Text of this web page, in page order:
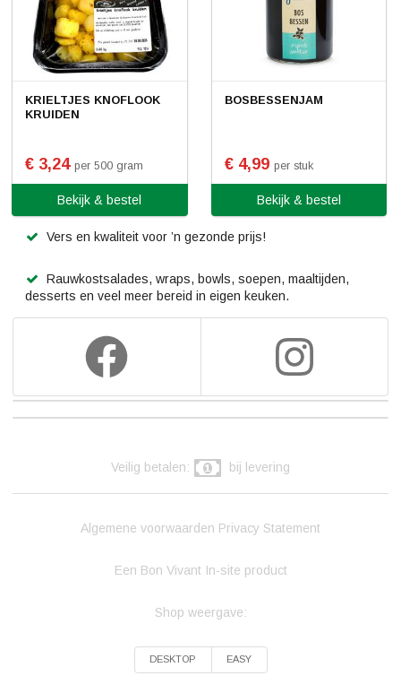
KRIELTJES KNOFLOOK
KRUIDEN
€ 3,24 per 500 gram
Bekijk & bestel
BOSBESSENJAM
€ 4,99 per stuk
Bekijk & bestel
Vers en kwaliteit voor ’n gezonde prijs!
Rauwkostsalades, wraps, bowls, soepen, maaltijden,
desserts en veel meer bereid in eigen keuken.
Veilig betalen: bij levering
Algemene voorwaarden Privacy Statement
Een Bon Vivant In-site product
Shop weergave:
DESKTOP EASY